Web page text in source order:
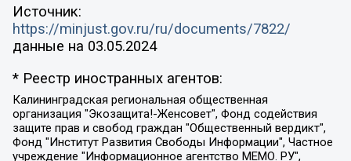
Источник:
https://minjust.gov.ru/ru/documents/7822/
данные на 03.05.2024
* Реестр иностранных агентов:
Калининградская региональная общественная организация "Экозащита!-Женсовет", Фонд содействия защите прав и свобод граждан "Общественный вердикт", Фонд "Институт Развития Свободы Информации", Частное учреждение "Информационное агентство МЕМО. РУ", Региональная общественная организация "Общественная комиссия по сохранению наследия академика Сахарова", Фонд поддержки свободы прессы, Санкт-Петербургская общественная правозащитная организация "Гражданский контроль", Межрегиональная общественная организация "Информационно-просветительский центр "Мемориал", Региональный Фонд "Центр Защиты Прав Средств Массовой Информации", с 05.12.2023 Фонд "Центр Защиты Прав Средств массовой информации", Региональная общественная благотворительная организация помощи беженцам и мигрантам "Гражданское содействие", Негосударственное образовательное учреждение дополнительного профессионального образования (повышение квалификации) специалистов "АКАДЕМИЯ ПО ПРАВАМ ЧЕЛОВЕКА", Свердловская региональная общественная организация "Сутяжник", Автономная некоммерческая организация "Центр независимых социологических исследований", Союз общественных объединений "Российский исследовательский центр по правам человека", Региональное общественное учреждение научно-информационный центр "МЕМОРИАЛ", Некоммерческая организация "Фонд защиты гласности", Автономная некоммерческая организация "Институт прав человека", Городская общественная организация "Екатеринбургское общество "МЕМОРИАЛ", Городская общественная организация "Рязанское историко-просветительское и правозащитное общество "Мемориал" (Рязанский Мемориал), Челябинский региональный орган общественной самодеятельности – женское общественное объединение "Женщины Евразии", Челябинский региональный орган общественной самодеятельности "Уральская правозащитная группа", Фонд содействия защите здоровья и социальной справедливости имени Андрея Рылькова, Автономная Некоммерческая Организация "Аналитический Центр Юрия Левады", Автономная некоммерческая организация социальной поддержки населения "Проект Апрель", Региональная общественная организация помощи женщинам и детям, находящимся в кризисной ситуации "Информационно-методический центр "Анна", Фонд содействия развитию массовых коммуникаций и правовому просвещению "Так-так-Так", Фонд содействия устойчивому развитию "Серебряная тайга", Свердловский региональный общественный фонд социальных проектов "Новое время", "Idel.Реалии", Кавказ.Реалии, Крым.Реалии, Телеканал Настоящее Время, Татаро-башкирская служба Радио Свобода (Azatliq Radiosi), Радио Свободная Европа/Радио Свобода (PCE/PC), "Сибирь.Реалии", "Фактограф", Благотворительный фонд помощи осужденным и их семьям, Автономная некоммерческая организация "Институт глобализации и социальных движений", Фонд "В защиту прав заключенных", Частное учреждение "Центр поддержки и содействия развитию средств массовой информации", Пензенский региональный общественный благотворительный фонд "Гражданский союз", "Север.Реалии", Некоммерческая организация Фонд "Правовая инициатива", Общество с ограниченной ответственностью "Радио Свободная Европа/Радио Свобода", Чешское информационное агентство "MEDIUM-ORIENT", Красноярская региональная общественная организация "Мы против СПИДа", Камалягин Денис Николаевич, Маркелов Сергей Евгеньевич, Пономарев Лев Александрович, Савицкая Людмила Алексеевна, Автономная некоммерческая организация "Центр по работе с проблемой насилия "НАСИЛИЮ.НЕТ", Межрегиональный профессиональный союз работников здравоохранения "Альянс врачей", Юридическое лицо, зарегистрированное в Латвийской Республике, SIA "Medusa Project" (регистрационный номер 40103797863, дата регистрации 10.06.2014), Некоммерческая организация "Фонд по борьбе с коррупцией", Автономная некоммерческая организация "Институт права и публичной политики", Баданин Роман Сергеевич, Гликин Максим Александрович, Железнова Мария Михайловна, Лукьянова Юлия Сергеевна, Маетная Елизавета Витальевна, Маняхин Петр Борисович, Чуракова Ольга Владимировна, Ярош Юлия Петровна, Юридическое лицо "The Insider SIA", зарегистрированное в Риге, Латвийская Республика (дата регистрации 26.06.2015), являющееся администратором доменного имени интернет-издания "The Insider SIA", https://theins.ru, Постернак Алексей Евгеньевич, Рубин Михаил Аркадьевич, Анин Роман Александрович, Юридическое лицо Istories fonds, зарегистрированное в Латвийской Республике (регистрационный номер 50008295751, дата регистрации 24.02.2020), Великовский Дмитрий Александрович, Долинина Ирина Николаевна, Мароховская Алеся Алексеевна, Шлейнов Роман Юрьевич, Шмагун Олеся Валентиновна, Общество с ограниченной ответственностью "Альтаир 2021", Общество с ограниченной ответственностью "Вега 2021", Общество с ограниченной ответственностью "Главный редактор 2021", Общество с ограниченной ответственностью "Ромашки монолит", Важенков Артем Валерьевич, Ивановская областная общественная организация "Центр гендерных исследований", Гурман Юрий Альбертович, Медиапроект "ОВД-Инфо", Егоров Владимир Владимирович, Жилинский Владимир Александрович, Общество с ограниченной ответственностью "ЗП", Иванова София Юрьевна, Карезина Инна Павловна, Кильтау Екатерина Викторовна, Петров Алексей Викторович, Пискунов Сергей Евгеньевич, Смирнов Сергей Сергеевич, Тихонов Михаил Сергеевич, Общество с ограниченной ответственностью "ЖУРНАЛИСТ-ИНОСТРАННЫЙ АГЕНТ", Арапова Галина Юрьевна, Вольтская Татьяна Анатольевна, Американская компания "Mason G.E.S. Anonymous Foundation" (США), являющаяся владельцем интернет-издания https://mnews.world/, Компания "Stichting Bellingcat", зарегистрированная в Нидерландах (дата регистрации 11.07.2018), Захаров Андрей Вячеславович, Клепиковская Екатерина Дмитриевна, Общество с ограниченной ответственностью "МЕМО", Перл Роман Александрович, Симонов Евгений Алексеевич, Соловьева Елена Анатольевна, Сотников Даниил Владимирович, Сурначева Елизавета Дмитриевна, Автономная некоммерческая организация по защите прав человека и информированию населения "Якутия – Наше Мнение", Общество с ограниченной ответственностью "Москоу диджитал медиа", с 26.01.2023 Общество с ограниченной ответственностью "Чайка Белые сады", Ветошкина Валерия Валерьевна, Заговора Максим Александрович, Межрегиональное общественное движение "Российская ЛГБТ - сеть", Оленичев Максим Владимирович, Павлов Иван Юрьевич, Скворцова Елена Сергеевна, Общество с ограниченной ответственностью "Как бы инагент", Кочетков Игорь Викторович, Общество с ограниченной ответственностью "Честные выборы", Еланчик Олег Александрович, Общество с ограниченной ответственностью "Нобелевский призыв", Гималова Регина Эмилевна, Григорьев Андрей Валерьевич, Григорьева Алина Александровна, Ассоциация по содействию защите прав призывников, альтернативнослужащих и военнослужащих "Правозащитная группа "Гражданин.Армия.Право", Хисамова Регина Фаритовна, Автономная некоммерческая организация по реализации социально-правовых программ "Лилит", Дальневосточное общественное движение "Маяк", Санкт-Петербургская ЛГБТ-инициативная группа "Выход", Инициативная группа ЛГБТ+ "Реверс", Алексеев Андрей Викторович, Бекбулатова Таисия Львовна, Беляев Иван Михайлович, Владыкина Елена Сергеевна, Гельман Марат Александрович, Никульшина Вероника Юрьевна, Толоконникова Надежда Андреевна, Шендерович Виктор Анатольевич, Общество с ограниченной ответственностью "Данное сообщение", Общество с ограниченной ответственностью Издательский дом "Новая глава", Айнбиндер Александра Александровна, Московский комьюнити-центр для ЛГБТ+инициатив, Благотворительный фонд развития филантропии, Deutsche Welle (Германия, Kurt-Schumacher-Strasse 3, 53113 Bonn), Борзунова Мария Михайловна, Воробьев Виктор Викторович, Голубева Анна Львовна, Константинова Алла Михайловна, Малкова Ирина Владимировна, Мурадов Мурад Абдулгалимович, Осетинская Елизавета Николаевна, Понасенков Евгений Николаевич, Ганапольский Матвей Юрьевич, Киселев Евгений Алексеевич, Борухович Ирина Григорьевна, Дремин Иван Тимофеевич, Дубровский Дмитрий Викторович, Красноярская региональная общественная организация поддержки и развития альтернативных образовательных технологий и межкультурных коммуникаций "ИНТЕРРА", Маяковская Екатерина Алексеевна, Фейгин Марк Захарович, Филимонов Андрей Викторович, Дзугкоева Регина Николаевна, Доброхотов Роман Александрович, Дудь Юрий Александрович, Елкин Сергей Владимирович, Кругликов Кирилл Игоревич, Сабунаева Мария Леонидовна, Семенов Алексей Владимирович, Шаинян Карен Багратович, Шульман Екатерина Михайловна, Асафьев Артур Валерьевич, Вахштайн Виктор Семенович, Венедиктов Алексей Алексеевич, Лушникова Екатерина Евгеньевна, Волков Леонид Михайлович, Невзоров Александр Глебович, Пархоменко Сергей Борисович, Сироткин Ярослав Николаевич, Кара-Мурза Владимир Владимирович, Баранова Наталья Владимировна, Гозман Леонид Яковлевич, Кагарлицкий Борис Юльевич, Климарев Михаил Валерьевич, Милов Владимир Станиславович, Автономная некоммерческая организация Краснодарский центр современного искусства "Типография", Моргенштерн Алишер Тагирович, Соболь Любовь Эдуардовна, Общество с ограниченной ответственностью "ЛИЗА НОРМ", Каспаров Гарри Кимович, Ходорковский Михаил Борисович, Общество с ограниченной ответственностью "Апрельские тезисы", Данилович Ирина Брониславовна, Кашин Олег Владимирович, Петров Николай Владимирович, Пивоваров Алексей Владимирович, Соколов Михаил Владимирович, Цветкова Юлия Владимировна, Чичваркин Евгений Александрович, Комитет против пыток/Команда против пыток, Общество с ограниченной ответственностью "Первый научный", Общество с ограниченной ответственностью "Вертолет и ко", Белоцерковская Вероника Борисовна, Кац Максим Евгеньевич, Лазарева Татьяна Юрьевна, Шаведдинов Руслан Табризович, Яшин Илья Валерьевич, Общество с ограниченной ответственностью "Иноагент ААВ", Алешковский Дмитрий Петрович, Альбац Евгения Марковна, Быков Дмитрий Львович, Галямина Юлия Евгеньевна, Лойко Сергей Леонидович, Мартынов Кирилл Константинович, Медведев Сергей Александрович, Крашенинников Федор Геннадиевич, Гордеева Катерина Вл